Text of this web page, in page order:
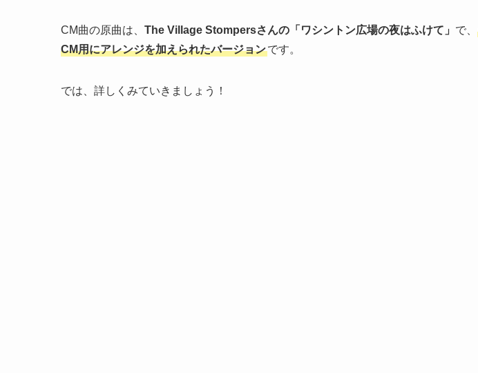
CM曲の原曲は、 The Village Stompersさんの「ワシントン広場の夜はふけて」 で、
CM用にアレンジを加えられたバージョンです。
では、詳しくみていきましょう！